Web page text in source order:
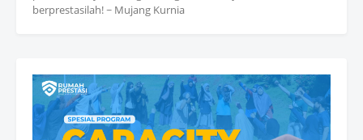
berprestasilah! ~ Mujang Kurnia